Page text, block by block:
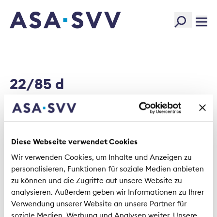
Diese Webseite verwendet Cookies
Wir verwenden Cookies, um Inhalte und Anzeigen zu
personalisieren, Funktionen für soziale Medien anbieten
zu können und die Zugriffe auf unsere Website zu
analysieren. Außerdem geben wir Informationen zu Ihrer
Verwendung unserer Website an unsere Partner für
SVV Logo
22/85 d
Anstellungsverhältnisse bei
Alpgenossenschaften
22-85.pdf
Size:
24.53 KB
Type:
PDF
Created:
2017-11-09